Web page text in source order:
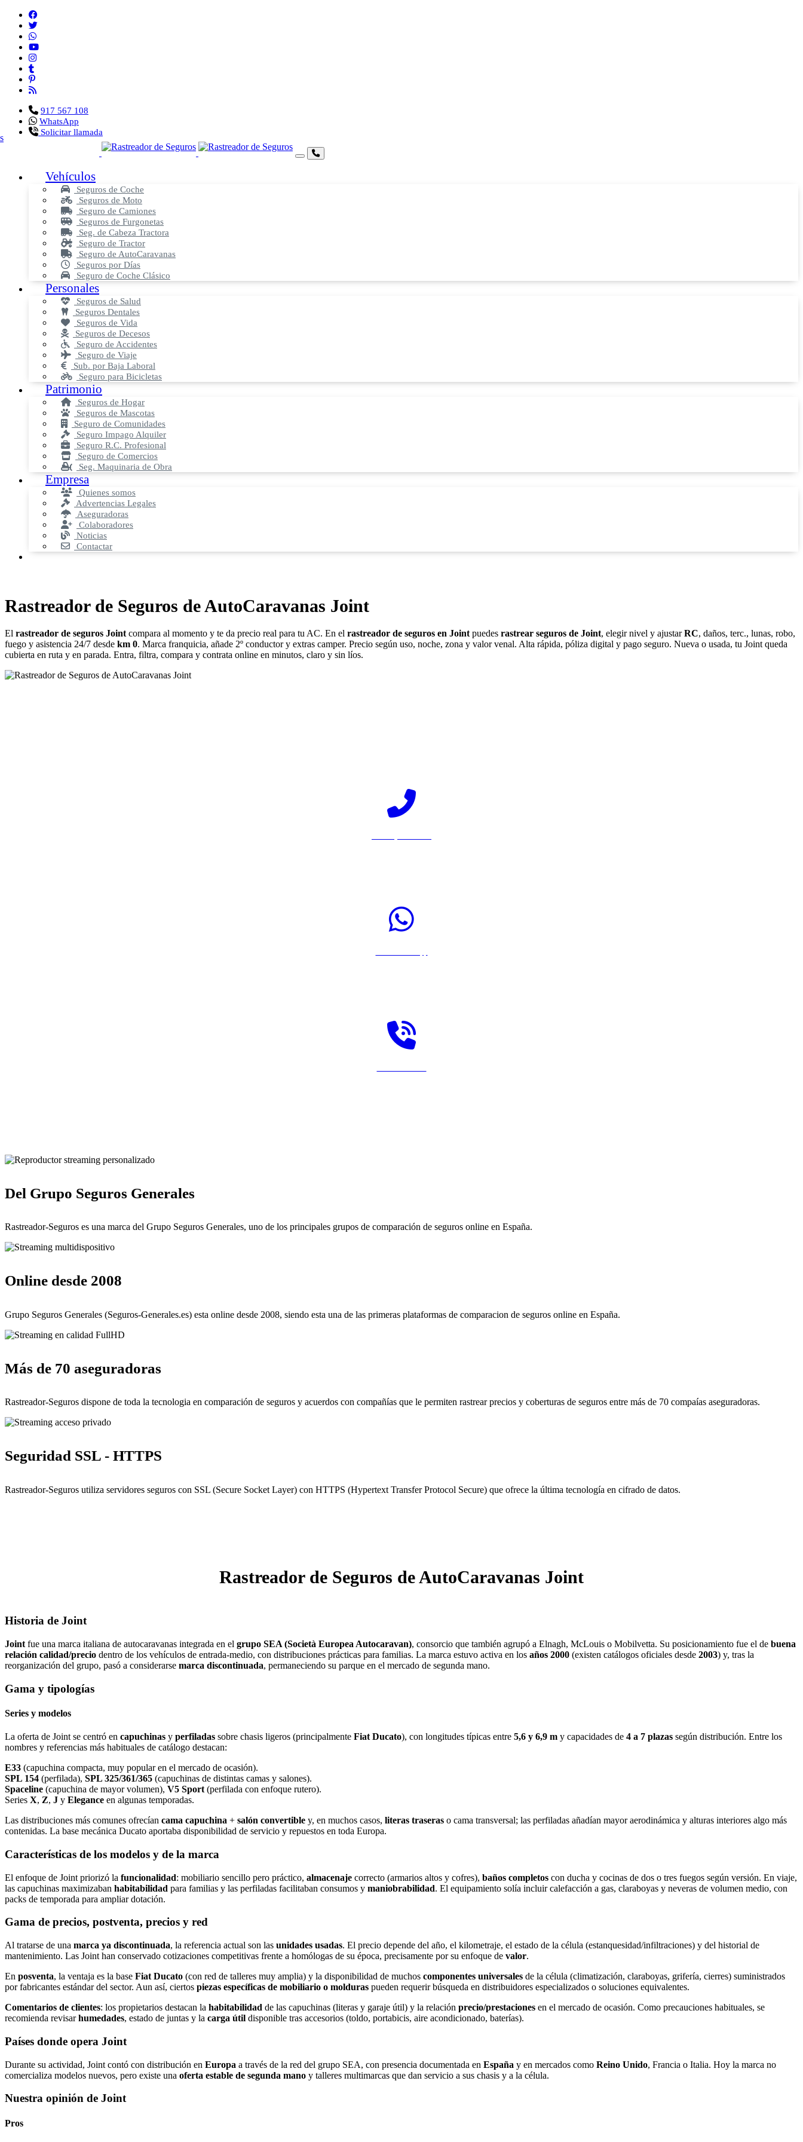
917 567 108
WhatsApp
Solicitar llamada
Vehículos
Seguros de Coche
Seguros de Moto
Seguro de Camiones
Seguros de Furgonetas
Seg. de Cabeza Tractora
Seguro de Tractor
Seguro de AutoCaravanas
Seguros por Días
Seguro de Coche Clásico
Personales
Seguros de Salud
Seguros Dentales
Seguros de Vida
Seguros de Decesos
Seguro de Accidentes
Seguro de Viaje
Sub. por Baja Laboral
Seguro para Bicicletas
Patrimonio
Seguros de Hogar
Seguros de Mascotas
Seguro de Comunidades
Seguro Impago Alquiler
Seguro R.C. Profesional
Seguro de Comercios
Seg. Maquinaria de Obra
Empresa
Quienes somos
Advertencias Legales
Aseguradoras
Colaboradores
Noticias
Contactar
Rastreador de Seguros de AutoCaravanas Joint
El rastreador de seguros Joint compara al momento y te da precio real para tu AC. En el rastreador de seguros en Joint puedes rastrear seguros de Joint, elegir nivel y ajustarRC, daños, terc., lunas, robo,
fuego y asistencia 24/7 desde km 0. Marca franquicia, añade 2º conductor y extras camper. Precio según uso, noche, zona y valor venal. Alta rápida, póliza digital y pago seguro. Nueva o usada, tu Joint queda
cubierta en ruta y en parada. Entra, filtra, compara y contrata online en minutos, claro y sin líos.
Del Grupo Seguros Generales
Rastreador-Seguros es una marca del Grupo Seguros Generales, uno de los principales grupos de comparación de seguros online en España.
Online desde 2008
Grupo Seguros Generales (Seguros-Generales.es) esta online desde 2008, siendo esta una de las primeras plataformas de comparacion de seguros online en España.
Más de 70 aseguradoras
Rastreador-Seguros dispone de toda la tecnologia en comparación de seguros y acuerdos con compañías que le permiten rastrear precios y coberturas de seguros entre más de 70 compaías aseguradoras.
Seguridad SSL - HTTPS
Rastreador-Seguros utiliza servidores seguros con SSL (Secure Socket Layer) con HTTPS (Hypertext Transfer Protocol Secure) que ofrece la última tecnología en cifrado de datos.
Rastreador de Seguros de AutoCaravanas Joint
Historia de Joint
Joint fue una marca italiana de autocaravanas integrada en el grupo SEA (Società Europea Autocaravan), consorcio que también agrupó a Elnagh, McLouis o Mobilvetta. Su posicionamiento fue el de buena
relación calidad/precio dentro de los vehículos de entrada‑medio, con distribuciones prácticas para familias. La marca estuvo activa en los años 2000 (existen catálogos oficiales desde 2003) y, tras la
reorganización del grupo, pasó a considerarse marca discontinuada, permaneciendo su parque en el mercado de segunda mano.
Gama y tipologías
Series y modelos
La oferta de Joint se centró en capuchinas y perfiladas sobre chasis ligeros (principalmente Fiat Ducato), con longitudes típicas entre 5,6 y 6,9 m y capacidades de 4 a 7 plazas según distribución. Entre los
nombres y referencias más habituales de catálogo destacan:
E33 (capuchina compacta, muy popular en el mercado de ocasión).
SPL 154 (perfilada), SPL 325/361/365 (capuchinas de distintas camas y salones).
Spaceline (capuchina de mayor volumen), V5 Sport (perfilada con enfoque rutero).
Series X, Z, J y Elegance en algunas temporadas.
Las distribuciones más comunes ofrecían cama capuchina + salón convertible y, en muchos casos, literas traseras o cama transversal; las perfiladas añadían mayor aerodinámica y alturas interiores algo más
contenidas. La base mecánica Ducato aportaba disponibilidad de servicio y repuestos en toda Europa.
Características de los modelos y de la marca
El enfoque de Joint priorizó la funcionalidad: mobiliario sencillo pero práctico, almacenaje correcto (armarios altos y cofres), baños completos con ducha y cocinas de dos o tres fuegos según versión. En viaje,
las capuchinas maximizaban habitabilidad para familias y las perfiladas facilitaban consumos y maniobrabilidad. El equipamiento solía incluir calefacción a gas, claraboyas y neveras de volumen medio, con
packs de temporada para ampliar dotación.
Gama de precios, postventa, precios y red
Al tratarse de una marca ya discontinuada, la referencia actual son las unidades usadas. El precio depende del año, el kilometraje, el estado de la célula (estanquesidad/infiltraciones) y del historial de
mantenimiento. Las Joint han conservado cotizaciones competitivas frente a homólogas de su época, precisamente por su enfoque de valor.
En posventa, la ventaja es la base Fiat Ducato (con red de talleres muy amplia) y la disponibilidad de muchos componentes universales de la célula (climatización, claraboyas, grifería, cierres) suministrados
por fabricantes estándar del sector. Aun así, ciertos piezas específicas de mobiliario o molduras pueden requerir búsqueda en distribuidores especializados o soluciones equivalentes.
Comentarios de clientes: los propietarios destacan la habitabilidad de las capuchinas (literas y garaje útil) y la relación precio/prestaciones en el mercado de ocasión. Como precauciones habituales, se
recomienda revisarhumedades, estado de juntas y la carga útil disponible tras accesorios (toldo, portabicis, aire acondicionado, baterías).
Países donde opera Joint
Durante su actividad, Joint contó con distribución en Europa a través de la red del grupo SEA, con presencia documentada en España y en mercados como Reino Unido, Francia o Italia. Hoy la marca no
comercializa modelos nuevos, pero existe una oferta estable de segunda mano y talleres multimarcas que dan servicio a sus chasis y a la célula.
Nuestra opinión de Joint
Pros